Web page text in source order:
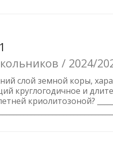
/ 2024/
слой земной коры,
круглогодичное и
криолитозоной?